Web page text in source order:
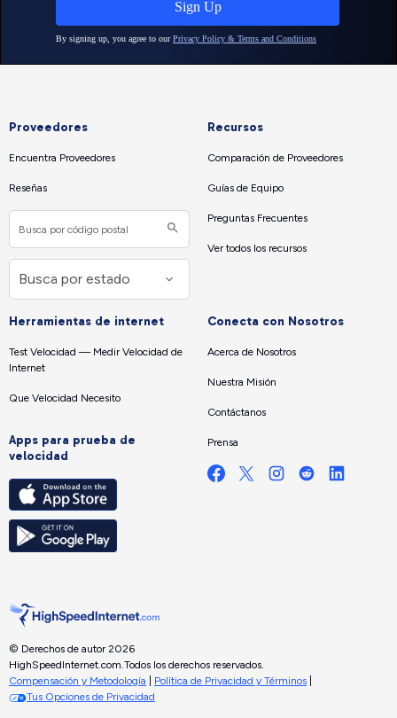
Proveedores
Encuentra Proveedores
Reseñas
Recursos
Comparación de Proveedores
Guías de Equipo
Preguntas Frecuentes
Ver todos los recursos
Herramientas de internet
Test Velocidad — Medir Velocidad de
Internet
Que Velocidad Necesito
Apps para prueba de
velocidad
Conecta con Nosotros
Acerca de Nosotros
Nuestra Misión
Contáctanos
Prensa
© Derechos de autor 2026
HighSpeedInternet.com.Todos los derechos reservados.
Compensación y Metodología
Política de Privacidad y Términos
Tus Opciones de Privacidad